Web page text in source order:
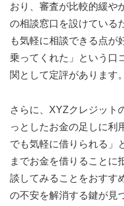
おり、審査が比較的緩や
の相談窓口を設けている
も気軽に相談できる点が
乗ってくれた」という口
関として定評があります。
さらに、XYZクレジット
っとしたお金の足しに利
でも気軽に借りられる」
までお金を借りることに
談してみることをおすす
の不安を解消する鍵が見